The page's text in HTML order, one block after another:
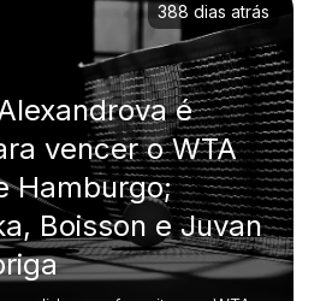
é
vencer o WTA
Hamburgo;
Boisson e Juvan
388 dias atrás